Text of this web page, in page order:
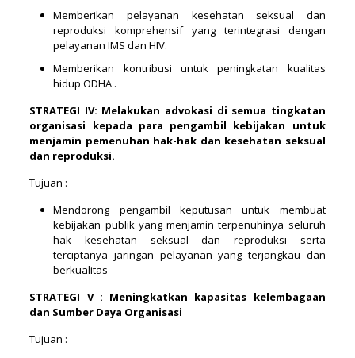
Memberikan pelayanan kesehatan seksual dan
reproduksi komprehensif yang terintegrasi dengan
pelayanan IMS dan HIV.
Memberikan kontribusi untuk peningkatan kualitas
hidup ODHA .
STRATEGI IV: Melakukan advokasi di semua tingkatan
organisasi kepada para pengambil kebijakan untuk
menjamin pemenuhan hak-hak dan kesehatan seksual
dan reproduksi.
Tujuan :
Mendorong pengambil keputusan untuk membuat
kebijakan publik yang menjamin terpenuhinya seluruh
hak kesehatan seksual dan reproduksi serta
terciptanya jaringan pelayanan yang terjangkau dan
berkualitas
STRATEGI V : Meningkatkan kapasitas kelembagaan
dan Sumber Daya Organisasi
Tujuan :